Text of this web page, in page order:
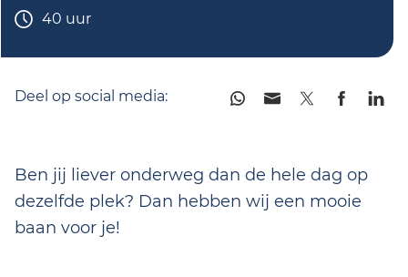
40 uur
Deel op social media:
Ben jij liever onderweg dan de hele dag op
dezelfde plek? Dan hebben wij een mooie
baan voor je!